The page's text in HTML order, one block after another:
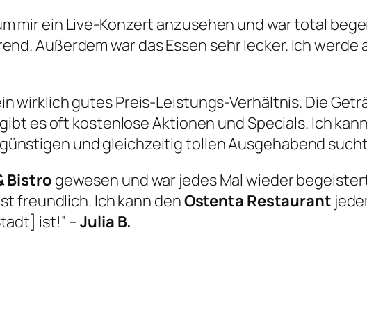
mir ein Live-Konzert anzusehen und war total
Außerdem war das Essen sehr lecker. Ich werde
wirklich gutes Preis-Leistungs-Verhältnis. Die
es oft kostenlose Aktionen und Specials. Ich
und gleichzeitig tollen Ausgehabend
Bistro gewesen und war jedes Mal wieder
freundlich. Ich kann denOstenta Restaurant
ist!” –Julia B.